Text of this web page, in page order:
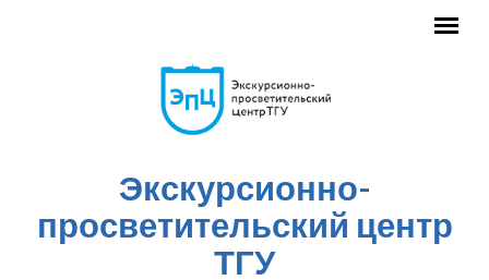
Экскурсионно-
просветительский центр
ТГУ